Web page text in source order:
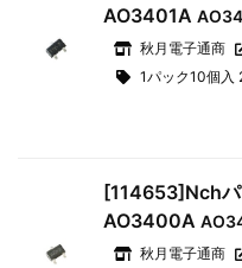
AO3401A
秋月電子通商
1パック10個入
[114653]Nch
AO3400A
秋月電子通商